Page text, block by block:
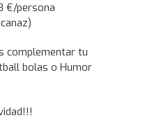
€/persona
complementar tu
bolas o Humor